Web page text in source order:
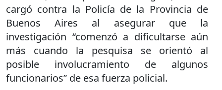
cargó contra la Policía de la Provincia de
Buenos Aires al asegurar que la
investigación “comenzó a dificultarse aún
más cuando la pesquisa se orientó al
posible involucramiento de algunos
funcionarios” de esa fuerza policial.